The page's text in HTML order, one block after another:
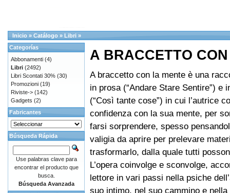
Inicio » Catálogo » Libri »
A BRACCETTO
A braccetto con la mente è una
in prosa (“Andare Stare Sentire”) e
(“Così tante cose”) in cui l’autrice
confidenza con la sua mente, per
farsi sorprendere, spesso
valigia da aprire per prelevare
trasformarlo, dalla quale tutti
L’opera coinvolge e sconvolge,
lettore in vari passi nella psiche
suo intimo, nel suo cammino e nella
Categorías
Abbonamenti (4)
Libri (2492)
Libri Scontati 30% (30)
Promozioni (19)
Riviste-> (142)
Gadgets (2)
Fabricantes
Búsqueda Rápida
Use palabras clave para
encontrar el producto que
busca.
Búsqueda Avanzada